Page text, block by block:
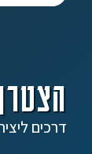
דרכים